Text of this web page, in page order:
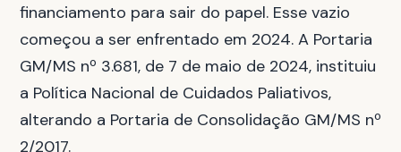
financiamento para sair do papel. Esse vazio
começou a ser enfrentado em 2024. A Portaria
GM/MS nº 3.681, de 7 de maio de 2024, instituiu
a Política Nacional de Cuidados Paliativos,
alterando a Portaria de Consolidação GM/MS nº
2/2017.